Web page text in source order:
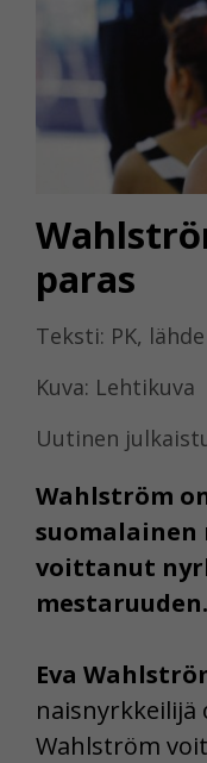
paras
Teksti: PK,
Kuva: Lehtikuva
Uutinen
Wahlström
suomalainen
voittanut
mestaruuden.
Eva
naisnyrkkeilijä
Wahlström